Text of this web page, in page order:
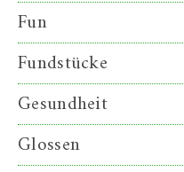
Fun
Fundstücke
Gesundheit
Glossen